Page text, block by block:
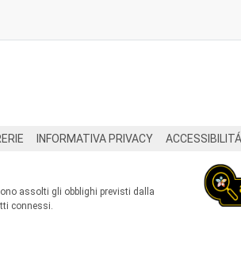
INFORMATIVA PRIVACY ACCESSIBILITÁ
assolti gli obblighi previsti dalla
connessi.